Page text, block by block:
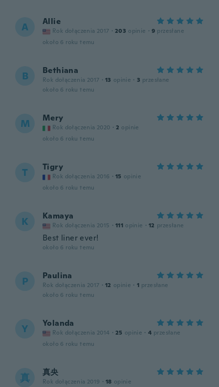
A Allie
Rok dołączenia 2017 · 203 opinie · 9 przesłane
około 6 roku temu
B Bethiana
Rok dołączenia 2017 · 13 opinie · 3 przesłane
około 6 roku temu
M Mery
Rok dołączenia 2020 · 2 opinie
około 6 roku temu
T Tigry
Rok dołączenia 2016 · 15 opinie
około 6 roku temu
K Kamaya
Rok dołączenia 2015 · 111 opinie · 12 przesłane
Best liner ever!
około 6 roku temu
P Paulina
Rok dołączenia 2017 · 12 opinie · 1 przesłane
około 6 roku temu
Y Yolanda
Rok dołączenia 2014 · 25 opinie · 4 przesłane
około 6 roku temu
真 真央
Rok dołączenia 2019 · 18 opinie